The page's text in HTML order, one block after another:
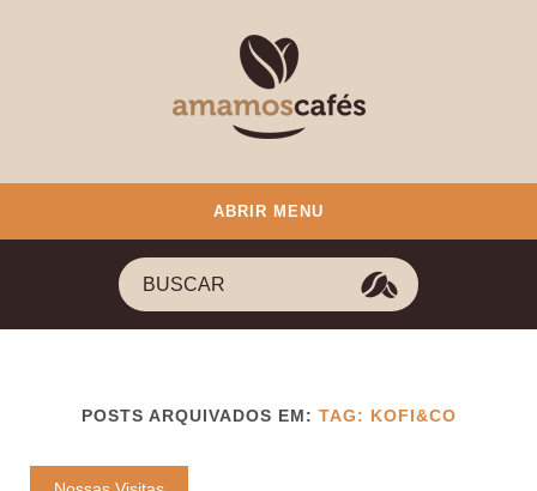
ABRIR MENU
POSTS ARQUIVADOS EM: TAG: KOFI&CO